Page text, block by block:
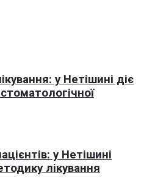
у Нетішині діє
у Нетішині
лікування